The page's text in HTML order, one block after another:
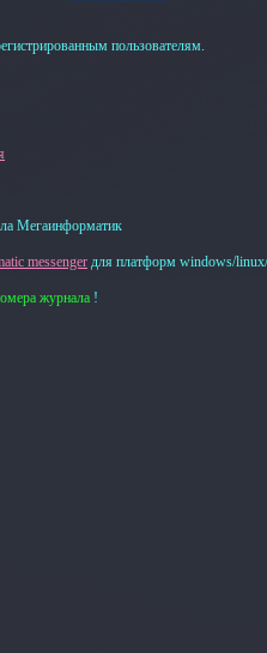
пользователям.
Мегаинформатик
messenger для платформ windows/linux/
журнала !